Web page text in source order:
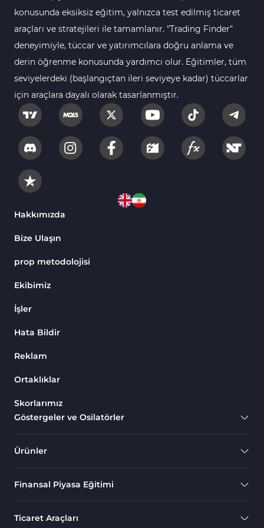
Göstergeleri
Intraday MT4 Göstergeleri 344
MetaTrader 4’te
DrawdownGöstergeleri
Binary Options MT4
Göstergeleri
Öncü MT4 Göstergeleri 75
Akıllı Para MT4 Göstergeleri 74
Destek ve Direnç MT4
Harmonik MT4 Göstergeleri
Aşırı Alım ve Aşırı Satım MT4
Göstergeleri
MetaTrader 4 için Fibonacci
Göstergeleri
Bantlar ve Kanallar MT4
Göstergeleri
Kurumsal Hisse Piyasası MT4
MT4 için Hareketli Göstergeleri
Scalping MT4 Göstergeleri
Göstergeleri
konusunda eksiksiz eğitim, yalnızca test edilmiş ticaret
araçları ve stratejileri ile tamamlanır. "Trading Finder"
deneyimiyle, tüccar ve yatırımcılara doğru anlama ve
derin öğrenme konusunda yardımcı olur. Eğitimler, tüm
seviyelerdeki (başlangıçtan ileri seviyeye kadar) tüccarlar
için araçlara dayalı olarak tasarlanmıştır.
Hakkımızda
Bize Ulaşın
prop metodolojisi
Ekibimiz
İşler
Hata Bildir
Reklam
Ortaklıklar
Skorlarımız
Göstergeler ve Osilatörler
Ürünler
Finansal Piyasa Eğitimi
Ticaret Araçları